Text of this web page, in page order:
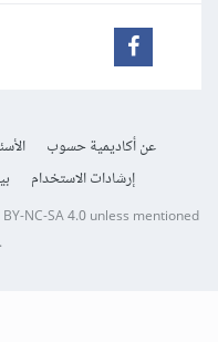
عن أكاديمية حسوب
إرشادات الاستخدام
BY-NC-SA 4.0unless mentioned